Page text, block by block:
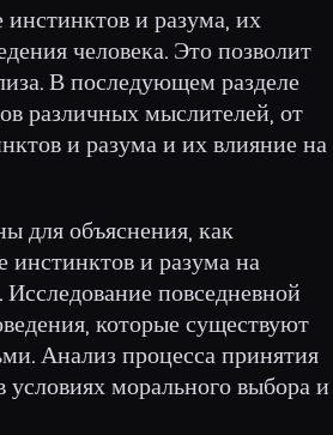
инстинктов и разума, их
человека. Это позволит
В последующем разделе
различных мыслителей, от
и разума и их влияние на
для объяснения, как
инстинктов и разума на
повседневной
которые существуют
Анализ процесса принятия
морального выбора и